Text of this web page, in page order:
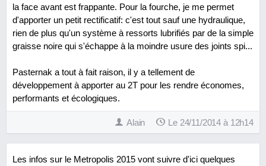
la face avant est frappante. Pour la fourche, je me permet
d'apporter un petit rectificatif: c'est tout sauf une hydraulique,
rien de plus qu'un système à ressorts lubrifiés par de la simple
graisse noire qui s'échappe à la moindre usure des joints spi...
Pasternak a tout à fait raison, il y a tellement de
développement à apporter au 2T pour les rendre économes,
performants et écologiques.
Alain Le 24/11/2014 à 12h14
Les infos sur le Metropolis 2015 vont suivre d'ici quelques